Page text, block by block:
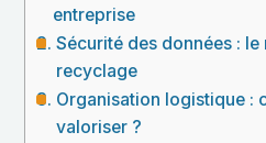
entreprise
Sécurité des données :
recyclage
Organisation logistique :
valoriser ?